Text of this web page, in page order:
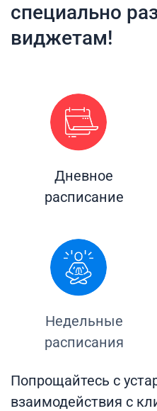
специально
виджетам!
Дневное
расписание
Недельные
расписания
Попрощайтесь с
взаимодействия с